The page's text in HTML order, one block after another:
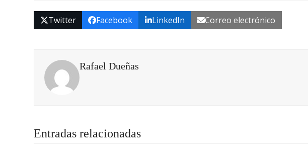
Twitter Facebook LinkedIn Correo electrónico
Rafael Dueñas
Entradas relacionadas